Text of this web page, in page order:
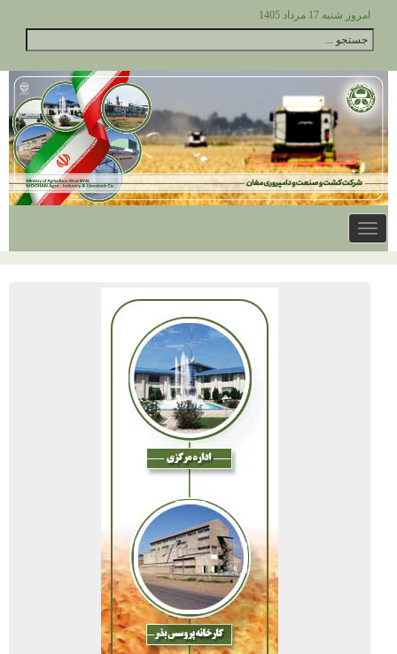
امروز شنبه 17 مرداد 1405
Toggle
navigation